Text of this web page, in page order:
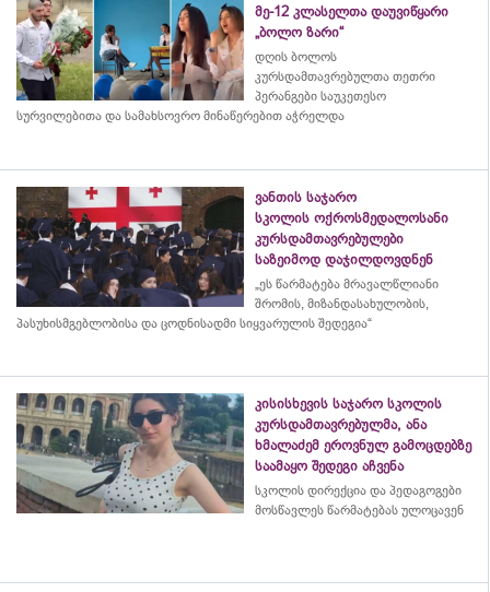
მე-12 კლასელთა დაუვიწყარი
„ბოლო ზარი“
დღის ბოლოს
კურსდამთავრებულთა თეთრი
პერანგები საუკეთესო
სურვილებითა და სამახსოვრო მინაწერებით აჭრელდა
ვანთის საჯარო
სკოლის ოქროსმედალოსანი
კურსდამთავრებულები
საზეიმოდ დაჯილდოვდნენ
„ეს წარმატება მრავალწლიანი
შრომის, მიზანდასახულობის,
პასუხისმგებლობისა და ცოდნისადმი სიყვარულის შედეგია“
კისისხევის საჯარო სკოლის
კურსდამთავრებულმა, ანა
ხმალაძემ ეროვნულ გამოცდებზე
საამაყო შედეგი აჩვენა
სკოლის დირექცია და პედაგოგები
მოსწავლეს წარმატებას ულოცავენ